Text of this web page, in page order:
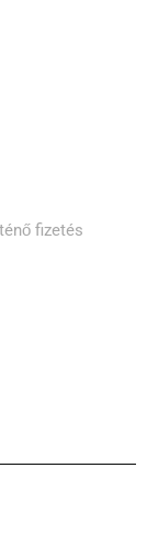
fizetés